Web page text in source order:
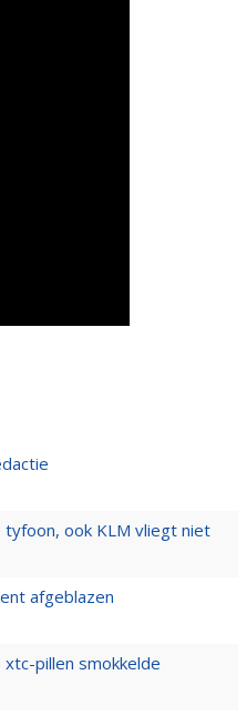
tyfoon, ook KLM vliegt niet
afgeblazen
pillen smokkelde